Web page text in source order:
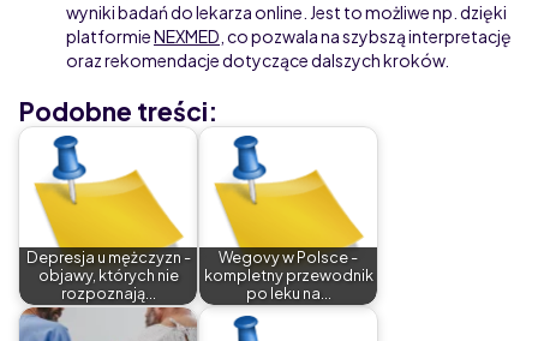
wyniki badań do lekarza online. Jest to możliwe np. dzięki
platformieNEXMED , co pozwala na szybszą interpretację
oraz rekomendacje dotyczące dalszych kroków.
Podobne treści:
Depresja u mężczyzn -
objawy, których nie
rozpoznają…
Wegovy w Polsce -
kompletny przewodnik
po leku na…